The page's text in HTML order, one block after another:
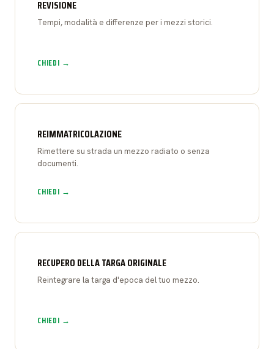
REVISIONE
Tempi, modalità e differenze per i mezzi storici.
CHIEDI →
REIMMATRICOLAZIONE
Rimettere su strada un mezzo radiato o senza
documenti.
CHIEDI →
RECUPERO DELLA TARGA ORIGINALE
Reintegrare la targa d'epoca del tuo mezzo.
CHIEDI →